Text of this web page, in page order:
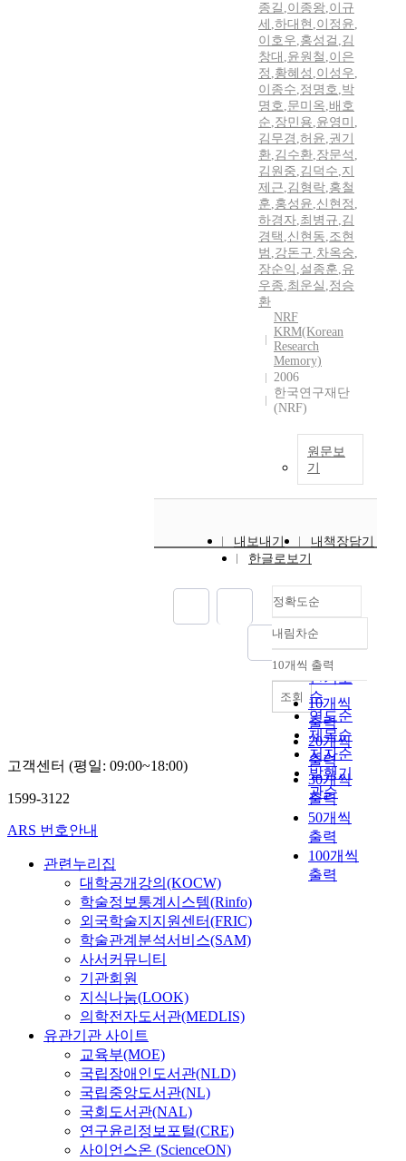
종길 ,이종왕,이규
세 ,하대현 ,이정윤,
이호우,홍성걸 ,김
창대 ,윤원철 ,이은
정 ,황혜성 ,이성우,
이종수,정명호,박
명호,문미옥,배호
순,장민용,윤영미 ,
김무경 ,허윤,권기
환,김수환,장문석 ,
김원중,김덕수,지
제근,김형락,홍철
훈,홍성윤,신현정 ,
하경자,최병규,김
경택 ,신현동,조현
범 ,강돈구,차옥숭,
장순익 ,설종훈,유
우종,최운실 ,정승
환
NRF
KRM(Korean
Research
Memory)
2006
한국연구재단
(NRF)
원문보
기
내보내기
내책장담기
한글로보기
정확도순
정확도
순
인기도
순
연도순
제목순
저자순
발행기
관순
내림차순
내림차순
10개씩 출력
10개씩
출력
20개씩
출력
30개씩
출력
50개씩
출력
100개씩
출력
조회
고객센터 (평일: 09:00~18:00)
1599-3122
ARS 번호안내
관련누리집
대학공개강의(KOCW)
학술정보통계시스템(Rinfo)
외국학술지지원센터(FRIC)
학술관계분석서비스(SAM)
사서커뮤니티
기관회원
지식나눔(LOOK)
의학전자도서관(MEDLIS)
유관기관 사이트
교육부(MOE)
국립장애인도서관(NLD)
국립중앙도서관(NL)
국회도서관(NAL)
연구윤리정보포털(CRE)
사이언스온 (ScienceON)